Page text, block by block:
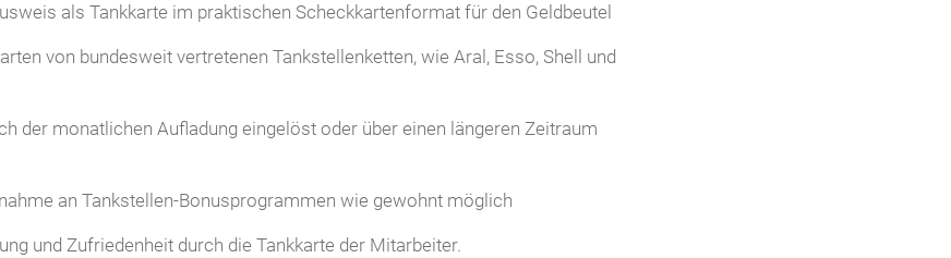
als Tankkarte im praktischen Scheckkartenformat für den Geldbeutel
von bundesweit vertretenen Tankstellenketten, wie Aral, Esso, Shell und
der monatlichen Aufladung eingelöst oder über einen längeren Zeitraum
an Tankstellen-Bonusprogrammen wie gewohnt möglich
und Zufriedenheit durch die Tankkarte der Mitarbeiter.